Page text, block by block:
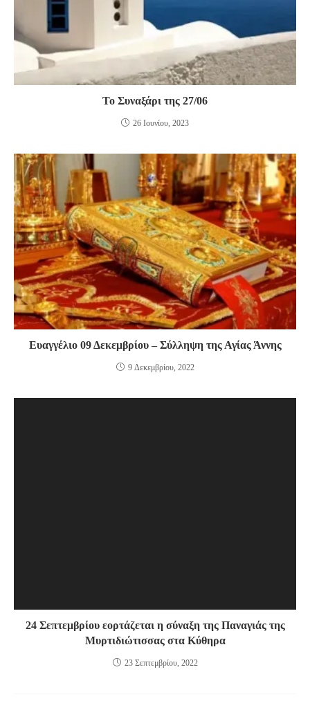
Το Συναξάρι της 27/06
26 Ιουνίου, 2023
Ευαγγέλιο 09 Δεκεμβρίου – Σύλληψη της Αγίας Άννης
9 Δεκεμβρίου, 2022
24 Σεπτεμβρίου εορτάζεται η σύναξη της Παναγιάς της
Μυρτιδιώτισσας στα Κύθηρα
23 Σεπτεμβρίου, 2022